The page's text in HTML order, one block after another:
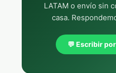
LATAM o envío sin
casa.
💬 Escribir